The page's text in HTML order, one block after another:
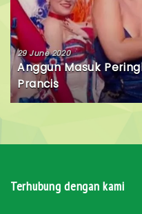
29 June 2020
Anggun Masuk
Prancis
Terhubung dengan kami